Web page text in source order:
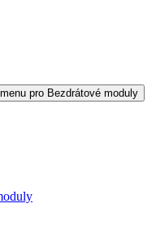
pro Bezdrátové moduly